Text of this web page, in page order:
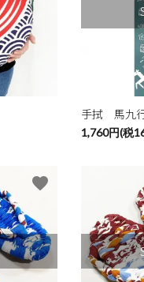
手拭 馬九行
1,760円(税
favorite